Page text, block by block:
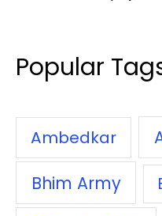
Popular
Ambedkar
Bhim Army